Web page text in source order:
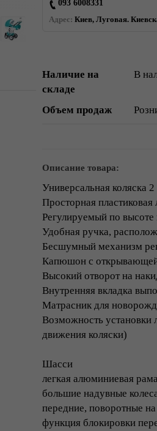
093 6008331
Адрес: Киев, Луговая.
Наличие на
складе
В
Объем продаж
Описание товара:
Универсальная коляска
Просторная пластиковая
Регулируемый по высоте
Удобная ручка,
Бесшумный механизм
Капюшон с
Высокий отворот на
Внутренняя вкладка
Матрасник для
Возможность
движения коляски)
Шасси
легкая алюминиевая
большие надувные
передние, поворотные
функция блокировки